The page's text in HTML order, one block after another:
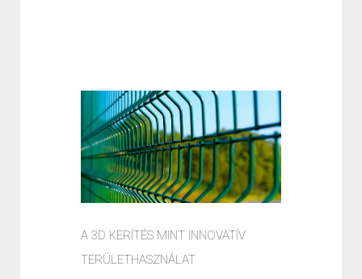
A 3D KERÍTÉS MINT INNOVATÍV
TERÜLETHASZNÁLAT